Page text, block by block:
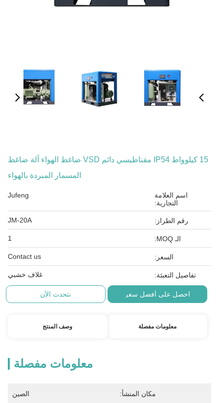
15 كيلوواط IP54 مقناطيسي دائم VSD ضاغط الهواء آلة ضاغط
المسمار المبردة بالهواء
اسم العلامة
التجارية:
Jufeng
رقم الطراز: JM-20A
الـ MOQ: 1
السعر: Contact us
تفاصيل التعبئة: غلاف خشبي
احصل على أفضل سعر نتحدث الآن
معلومات مفصلة وصف المنتج
معلومات مفصلة
مكان المنشأ: الصين